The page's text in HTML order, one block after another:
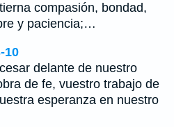
compasión, bondad,
y paciencia;…
10
delante de nuestro
de fe, vuestro trabajo de
esperanza en nuestro